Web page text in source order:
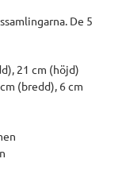
De 5
21 cm (höjd)
(bredd), 6 cm